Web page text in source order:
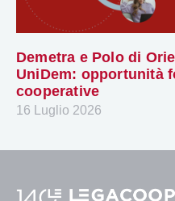
Demetra e Polo di
UniDem: opportunità
cooperative
16 Luglio 2026